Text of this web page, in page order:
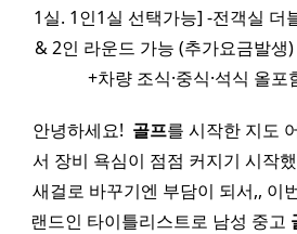
1실. 1인1실 선택가능] -전객실
& 2인 라운드 가능 (추가요금발생
+차량 조식·중식·석식 올
안녕하세요! ​ 골프를 시작한 지도
서 장비 욕심이 점점 커지기 시작
새걸로 바꾸기엔 부담이 되서,, 이
랜드인 타이틀리스트로 남성 중고